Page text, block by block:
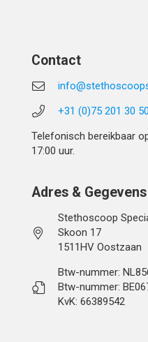
Contact
+31 (0)75 201 30 50
Telefonisch bereikbaar
17:00 uur.
Adres & Gegevens
Stethoscoop
Skoon 17
1511HV Oostzaan
Btw-nummer:
Btw-nummer:
KvK: 66389542